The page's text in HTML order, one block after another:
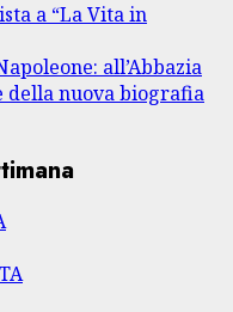
a “La Vita in
all’Abbazia
della nuova biografia